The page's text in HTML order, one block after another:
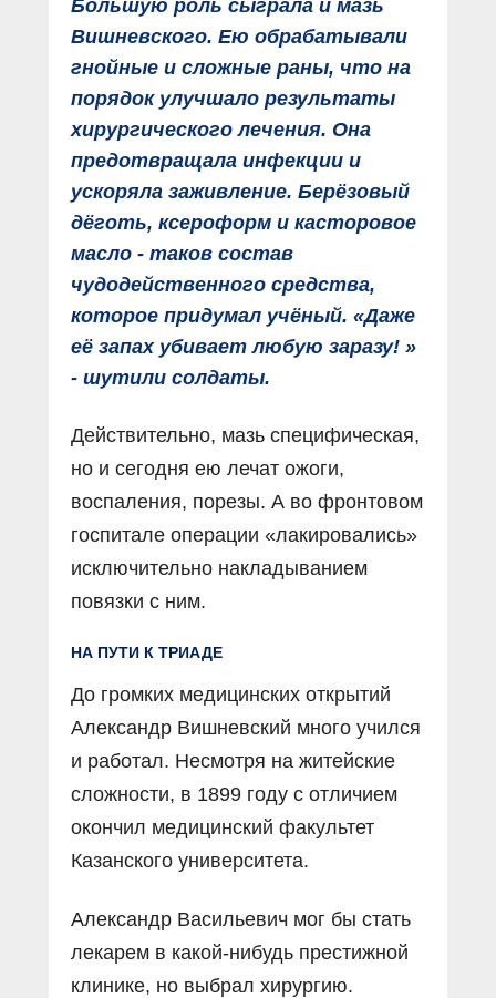
Большую роль сыграла и мазь
Вишневского. Ею обрабатывали
гнойные и сложные раны, что на
порядок улучшало результаты
хирургического лечения. Она
предотвращала инфекции и
ускоряла заживление. Берёзовый
дёготь, ксероформ и касторовое
масло - таков состав
чудодейственного средства,
которое придумал учёный. «Даже
её запах убивает любую заразу! »
- шутили солдаты.
Действительно, мазь специфическая,
но и сегодня ею лечат ожоги,
воспаления, порезы. А во фронтовом
госпитале операции «лакировались»
исключительно накладыванием
повязки с ним.
НА ПУТИ К ТРИАДЕ
До громких медицинских открытий
Александр Вишневский много учился
и работал. Несмотря на житейские
сложности, в 1899 году с отличием
окончил медицинский факультет
Казанского университета.
Александр Васильевич мог бы стать
лекарем в какой-нибудь престижной
клинике, но выбрал хирургию.